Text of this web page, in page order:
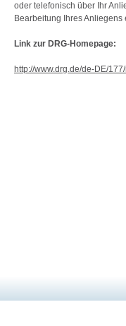
oder telefonisch über Ihr
Bearbeitung Ihres Anliegens
Link zur DRG-Homepage:
http://www.drg.de/de-DE/